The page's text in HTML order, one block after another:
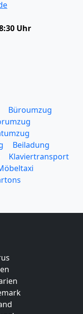
Uhr
Büroumzug
Beiladung
Klaviertransport